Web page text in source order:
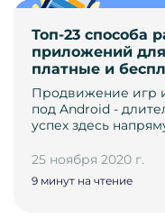
Топ-23 способа
приложений
платные и
Продвижение игр
под Android -
успех здесь
25 ноября 2020 г.
9 минут на чтение